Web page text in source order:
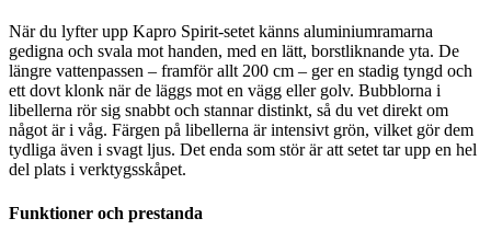
När du lyfter upp Kapro Spirit-setet känns aluminiumramarna
gedigna och svala mot handen, med en lätt, borstliknande yta. De
längre vattenpassen – framför allt 200 cm – ger en stadig tyngd och
ett dovt klonk när de läggs mot en vägg eller golv. Bubblorna i
libellerna rör sig snabbt och stannar distinkt, så du vet direkt om
något är i våg. Färgen på libellerna är intensivt grön, vilket gör dem
tydliga även i svagt ljus. Det enda som stör är att setet tar upp en hel
del plats i verktygsskåpet.
Funktioner och prestanda